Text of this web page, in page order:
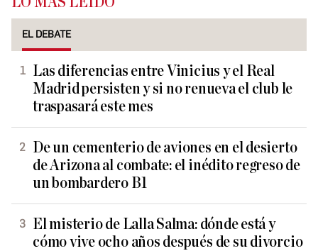
EL DEBATE
Las diferencias entre Vinicius y el Real
Madrid persisten y si no renueva el club le
traspasará este mes
De un cementerio de aviones en el desierto
de Arizona al combate: el inédito regreso de
un bombardero B1
El misterio de Lalla Salma: dónde está y
cómo vive ocho años después de su divorcio